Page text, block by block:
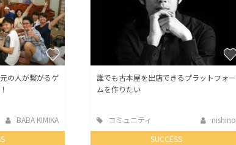
の人が繋がるゲ
BABA KIMIKA
誰でも古本屋を出店できるプラットフォー
ムを作りたい
コミュニティ
nishino
SUCCESS